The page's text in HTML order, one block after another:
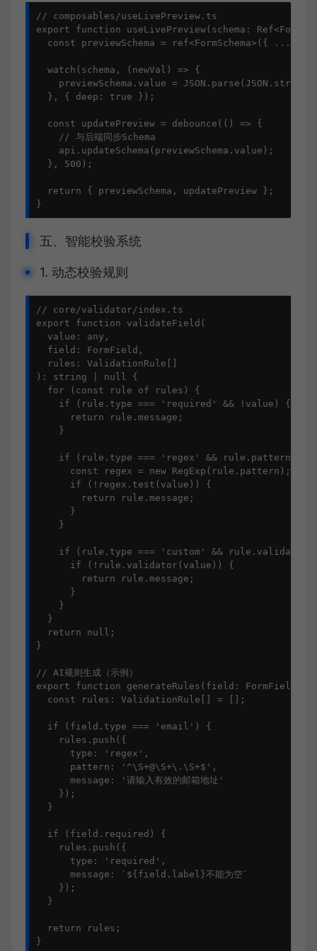
// composables/useLivePreview.ts
export function useLivePreview(schema:
const previewSchema = ref<FormSchema>({
  watch(schema, (newVal) => {
previewSchema.value =
  }, { deep: true });
  const updatePreview = debounce(() => {
    // 与后端同步Schema
    api.updateSchema(previewSchema.value);
  }, 500);
  return { previewSchema, updatePreview };
}
五、智能校验系统
1. 动态校验规则
// core/validator/index.ts
export function validateField(
  value: any,
  field: FormField,
  rules: ValidationRule[]
): string | null {
  for (const rule of rules) {
    if (rule.type === 'required' && !value) {
      return rule.message;
    }
    if (rule.type === 'regex' && rule.pattern) {
      const regex = new RegExp(rule.pattern);
      if (!regex.test(value)) {
        return rule.message;
      }
    }
if (rule.type === 'custom' && rule.validator)
      if (!rule.validator(value)) {
        return rule.message;
      }
    }
  }
  return null;
}
// AI规则生成（示例）
export function generateRules(field: FormField):
  const rules: ValidationRule[] = [];
  if (field.type === 'email') {
    rules.push({
      type: 'regex',
      pattern: '^\S+@\S+\.\S+$',
      message: '请输入有效的邮箱地址'
    });
  }
  if (field.required) {
    rules.push({
      type: 'required',
      message: `${field.label}不能为空`
    });
  }
  return rules;
}